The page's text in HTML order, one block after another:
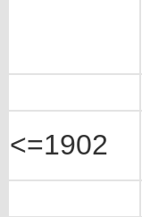
<=1902